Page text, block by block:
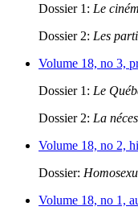
Dossier 1: Le
Dossier 2: Les
Volume 18, no 3,
Dossier 1: Le
Dossier 2: La
Volume 18, no 2,
Dossier:
Volume 18, no 1,